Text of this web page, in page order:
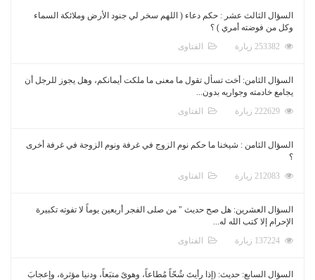
السؤال الثالث عشر : حكم دعاء ( اللهم سخر لي جنود الأرض وملائكة السماء
وكل من فوضته أمري ) ؟
الفتاوى
السؤال الثامن: أخت تسأل تقول ما معنى ما ملكت أيمانكم، وهل يجوز للرجل أن
يجامع خادمته وجواريه بدون...
الفتاوى
السؤال الثامن : شيخنا ما حكم نوم الزوج في غرفة ونوم الزوجة في غرفة أخرى
؟
الفتاوى
السؤال العشرين: هل صح حديث " من صلى الفجر أربعين يوماً لا تفوته تكبيرة
الإحرام إلا كتب الله له...
الفتاوى
السؤال السابع: حديث: (إذا رأيتَ شُحّاً مُطاعاً، وهوىً متبَعاً، ودنيا مؤثرة، وإعجابَ